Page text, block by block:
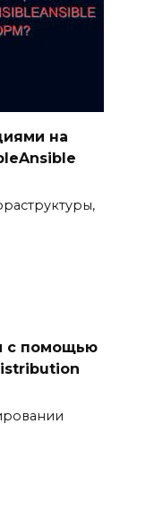
на
с помощью